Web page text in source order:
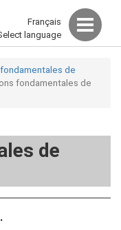
Français
language
de
fondamentales de
de
.